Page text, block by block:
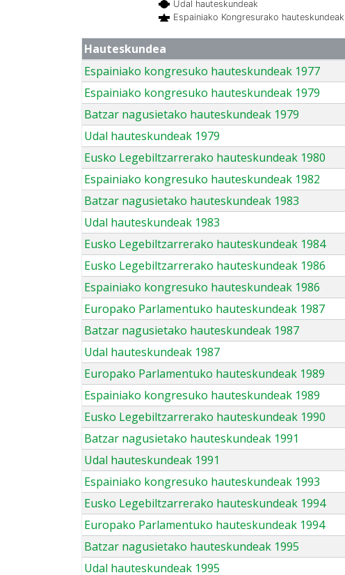
Udal hauteskundeak
Espainiako Kongresurako hauteskundeak
Hauteskundea
Espainiako kongresuko hauteskundeak 1977
Espainiako kongresuko hauteskundeak 1979
Batzar nagusietako hauteskundeak 1979
Udal hauteskundeak 1979
Eusko Legebiltzarrerako hauteskundeak 1980
Espainiako kongresuko hauteskundeak 1982
Batzar nagusietako hauteskundeak 1983
Udal hauteskundeak 1983
Eusko Legebiltzarrerako hauteskundeak 1984
Eusko Legebiltzarrerako hauteskundeak 1986
Espainiako kongresuko hauteskundeak 1986
Europako Parlamentuko hauteskundeak 1987
Batzar nagusietako hauteskundeak 1987
Udal hauteskundeak 1987
Europako Parlamentuko hauteskundeak 1989
Espainiako kongresuko hauteskundeak 1989
Eusko Legebiltzarrerako hauteskundeak 1990
Batzar nagusietako hauteskundeak 1991
Udal hauteskundeak 1991
Espainiako kongresuko hauteskundeak 1993
Eusko Legebiltzarrerako hauteskundeak 1994
Europako Parlamentuko hauteskundeak 1994
Batzar nagusietako hauteskundeak 1995
Udal hauteskundeak 1995